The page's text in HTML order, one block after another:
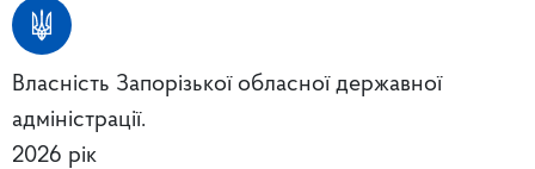
Власність Запорізької обласної державної
адміністрації.
2026 рік